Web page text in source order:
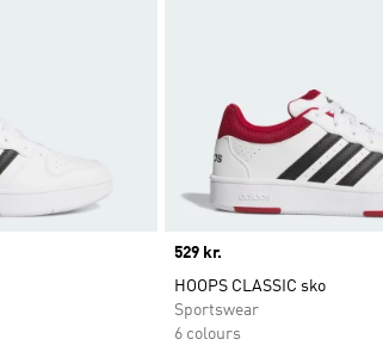
Price
529 kr.
HOOPS CLASSIC sko
Sportswear
6 colours